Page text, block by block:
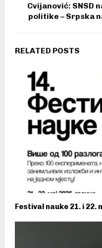
Cvijanović: SNSD
politike – Srpska
RELATED POSTS
Festival nauke 21. i 22.